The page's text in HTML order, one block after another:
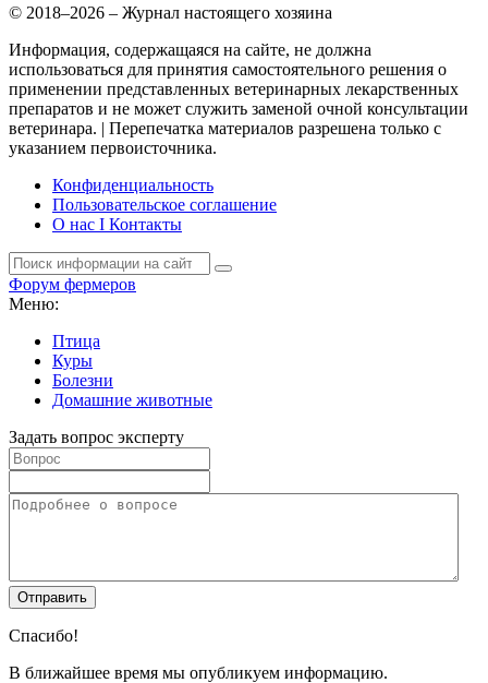
© 2018–2026 – Журнал настоящего хозяина
Информация, содержащаяся на сайте, не должна
использоваться для принятия самостоятельного решения о
применении представленных ветеринарных лекарственных
препаратов и не может служить заменой очной консультации
ветеринара. | Перепечатка материалов разрешена только с
указанием первоисточника.
Конфиденциальность
Пользовательское соглашение
О нас I Контакты
Форум фермеров
Меню:
Птица
Куры
Болезни
Домашние животные
Задать вопрос эксперту
Спасибо!
В ближайшее время мы опубликуем информацию.